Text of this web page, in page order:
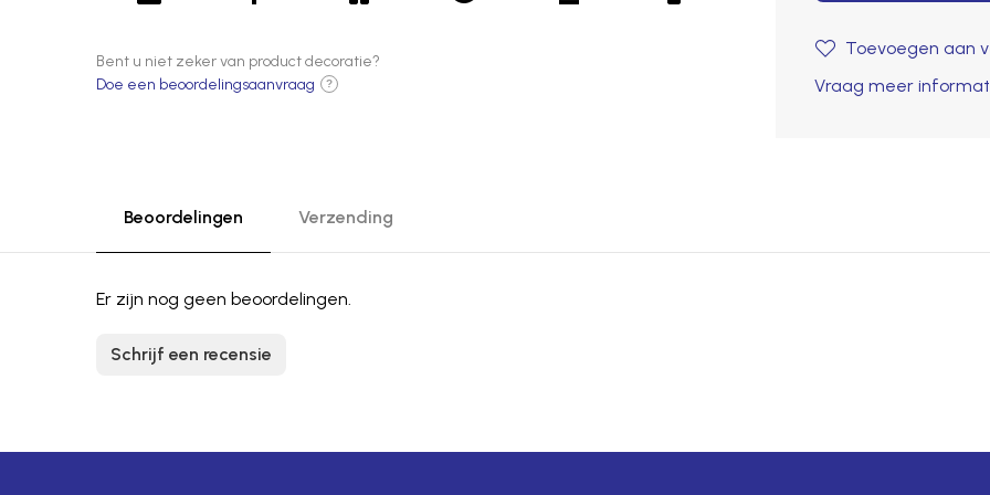
Bent u niet zeker van product decoratie?
Doe een beoordelingsaanvraag
?
Toevoegen aan
Vraag meer
Beoordelingen Verzending
Er zijn nog geen beoordelingen.
Schrijf een recensie